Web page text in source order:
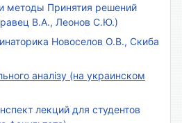
методы Принятия решений
В.А., Леонов С.Ю.)
Новоселов О.В., Скиба
аналізу (на украинском
лекций для студентов